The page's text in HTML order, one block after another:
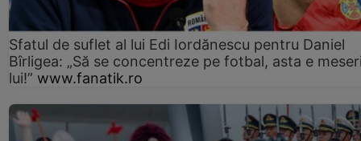
Sfatul de suflet al lui Edi Iordănescu pentru Daniel
Bîrligea: „Să se concentreze pe fotbal, asta e
lui!” www.fanatik.ro